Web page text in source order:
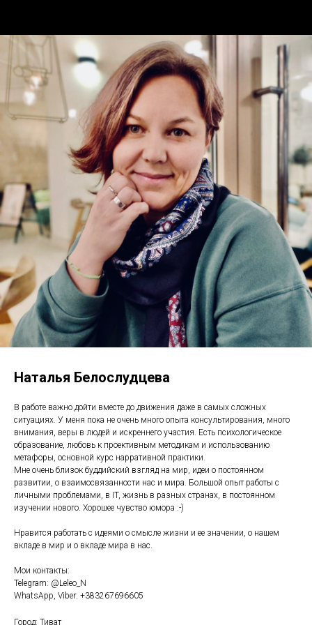
Наталья Белослудцева
В работе важно дойти вместе до движения даже в самых сложных
ситуациях. У меня пока не очень много опыта консультирования, много
внимания, веры в людей и искреннего участия. Есть психологическое
образование, любовь к проективным методикам и использованию
метафоры, основной курс нарративной практики.
Мне очень близок буддийский взгляд на мир, идеи о постоянном
развитии, о взаимосвязанности нас и мира. Большой опыт работы c
личными проблемами, в IT, жизнь в разных странах, в постоянном
изучении нового. Хорошее чувство юмора :-)
Нравится работать с идеями о смысле жизни и ее значении, о нашем
вкладе в мир и о вкладе мира в нас.
Мои контакты:
Telegram: @Leleo_N
WhatsApp, Viber: +383267696605
Город: Тиват